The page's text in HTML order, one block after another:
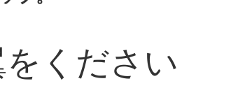
ください